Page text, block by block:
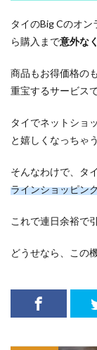
タイのBig Cのオ
ら購入まで意外な
商品もお得価格の
重宝するサービスで
タイでネットショ
と嬉しくなっちゃう
そんなわけで、タ
ラインショッピン
これで連日余裕で
どうせなら、この